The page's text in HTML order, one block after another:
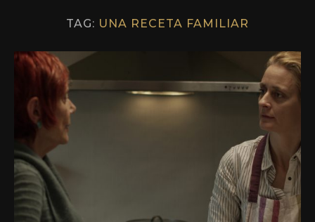
TAG: UNA RECETA FAMILIAR